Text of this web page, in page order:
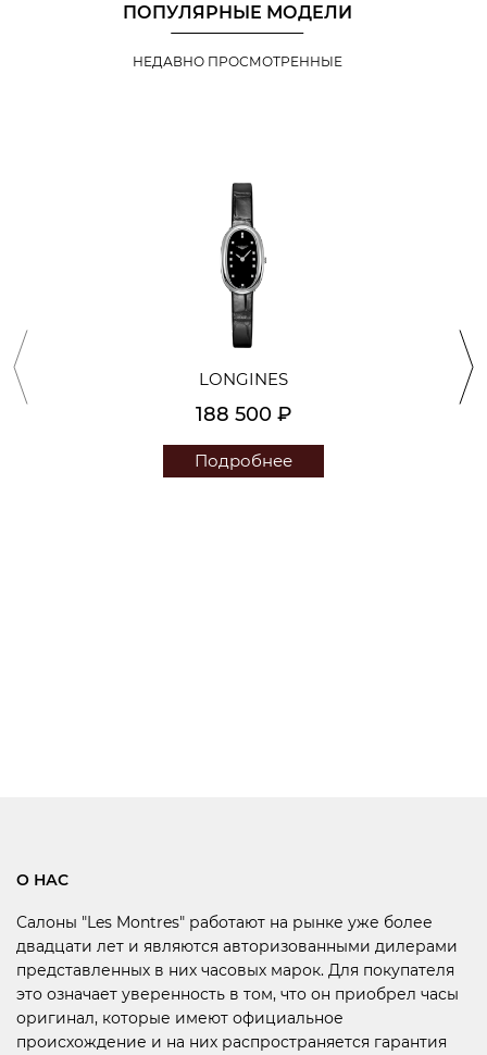
ПОПУЛЯРНЫЕ МОДЕЛИ
НЕДАВНО ПРОСМОТРЕННЫЕ
LONGINES
188 500 ₽
Подробнее
О НАС
Салоны "Les Montres" работают на рынке уже более
двадцати лет и являются авторизованными дилерами
представленных в них часовых марок. Для покупателя
это означает уверенность в том, что он приобрел часы
оригинал, которые имеют официальное
происхождение и на них распространяется гарантия